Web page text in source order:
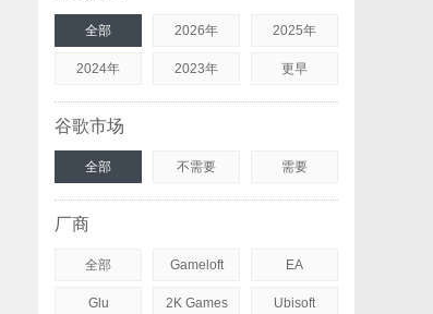
全部 2026年 2025年
2024年 2023年 更早
谷歌市场
全部 不需要 需要
厂商
全部 Gameloft EA
Glu 2K Games Ubisoft